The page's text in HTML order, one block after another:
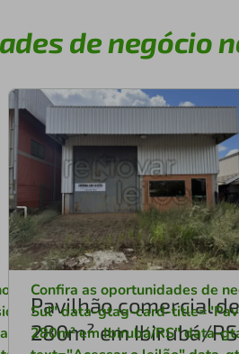
de negócio
Rio Grande do
+
gtag-
Pavilhão comercial de
280m² em Ibirubá/RS
Confira as oportunidades de
Sul" data-gtag-card-
280m² em Ibirubá/RS" data-